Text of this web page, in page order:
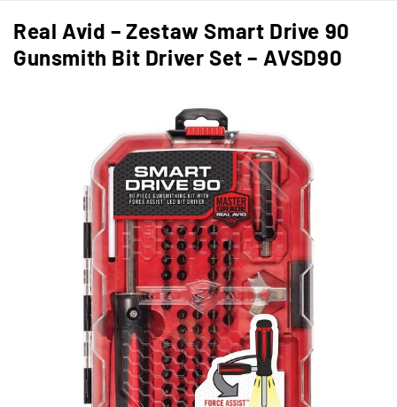
Real Avid – Zestaw Smart Drive 90
Gunsmith Bit Driver Set – AVSD90